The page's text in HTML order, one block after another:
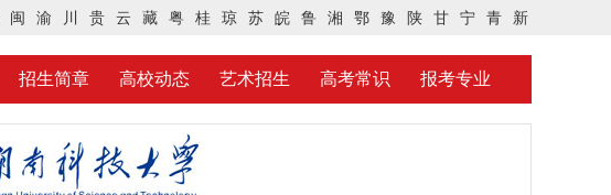
闽 渝 川 贵 云 藏 粤 桂 琼 苏 皖 鲁 湘 鄂 豫 陕 甘 宁 青 新
招生简章 高校动态 艺术招生 高考常识 报考专业